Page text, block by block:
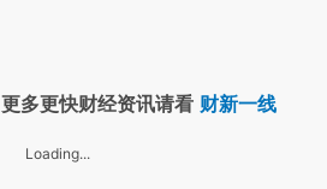
更多更快财经资讯请看 财新一线
Loading...